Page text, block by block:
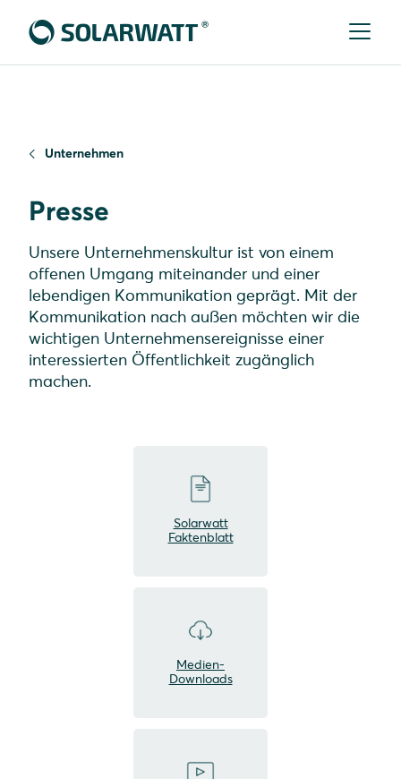
Unternehmen
Presse
Unsere Unternehmenskultur ist von einem
offenen Umgang miteinander und einer
lebendigen Kommunikation geprägt. Mit der
Kommunikation nach außen möchten wir die
wichtigen Unternehmensereignisse einer
interessierten Öffentlichkeit zugänglich
machen.
Solarwatt
Faktenblatt
Medien-
Downloads